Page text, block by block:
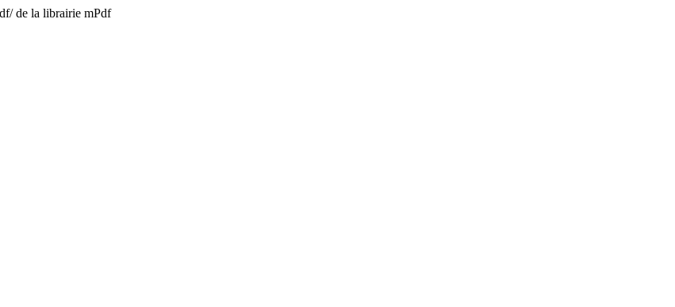
de la librairie mPdf